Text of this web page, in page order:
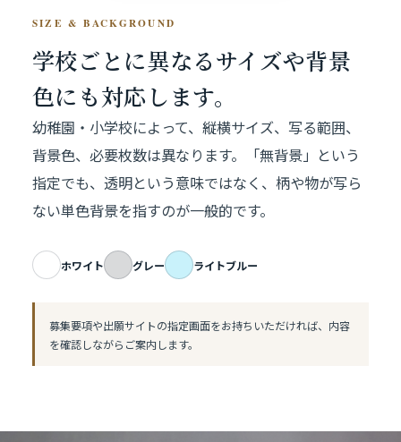
SIZE & BACKGROUND
学校ごとに異なるサイズや背景
色にも対応します。
幼稚園・小学校によって、縦横サイズ、写る範囲、
背景色、必要枚数は異なります。「無背景」という
指定でも、透明という意味ではなく、柄や物が写ら
ない単色背景を指すのが一般的です。
ホワイト グレー ライトブルー
募集要項や出願サイトの指定画面をお持ちいただければ、内容
を確認しながらご案内します。